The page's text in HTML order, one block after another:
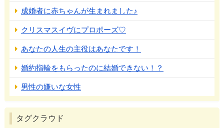
成婚者に赤ちゃんが生まれました♪
クリスマスイヴにプロポーズ♡
あなたの人生の主役はあなたです！
婚約指輪をもらったのに結婚できない！？
男性の嫌いな女性
タグクラウド